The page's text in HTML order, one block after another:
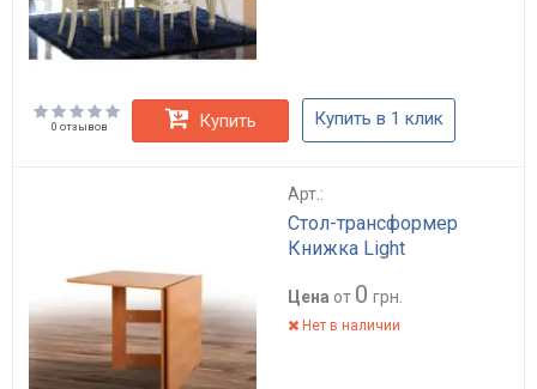
0 отзывов Купить Купить в 1 клик
Арт.:
Стол-трансформер
Книжка Light
Цена от 0 грн.
Нет в наличии